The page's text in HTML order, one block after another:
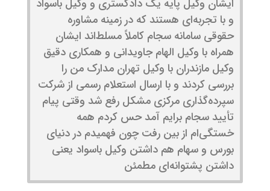
ایشان وکیل پایه یک دادگستری و وکیل باسواد
و با تجربه‌ای هستند که در زمینه مشاوره
حقوقی سامانه سجام کاملاً مسلط‌اند ایشان
همراه با وکیل الهام جاویدانی و همکاری دقیق
وکیل مازندران با وکیل تهران مدارک من را
بررسی کردند و با ارسال استعلام رسمی از شرکت
سپرده‌گذاری مرکزی مشکل رفع شد وقتی پیام
تأیید سجام برایم آمد حس کردم همه
خستگی‌ام از بین رفت چون فهمیدم در دنیای
بورس و سهام هم داشتن وکیل باسواد یعنی
داشتن پشتوانه‌ای مطمئن